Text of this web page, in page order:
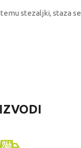
stezaljki, staza se